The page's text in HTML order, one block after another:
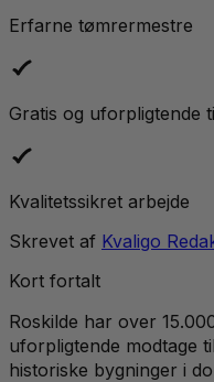
Erfarne tømrermestre
Gratis og uforpligtende
Kvalitetssikret arbejde
Skrevet af Kvaligo
Kort fortalt
Roskilde har over
uforpligtende modtage
historiske bygninger i